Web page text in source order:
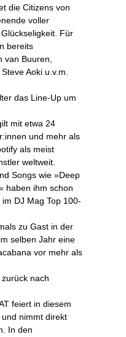
die Citizens von
voller
Für
bereits
van Buuren,
Aoki u.v.m.
das Line-Up um
mit etwa 24
und mehr als
als meist
weltweit.
Songs wie »Deep
haben ihm schon
DJ Mag Top 100-
zu Gast in der
selben Jahr eine
vor mehr als
nach
feiert in diesem
nimmt direkt
In den